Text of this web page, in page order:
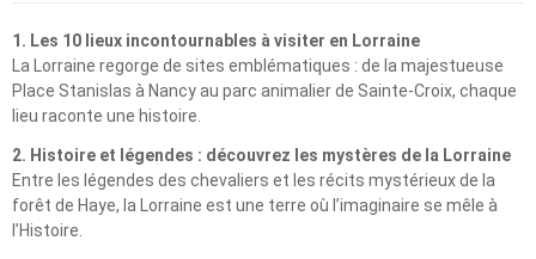
1. Les 10 lieux incontournables à visiter en Lorraine
La Lorraine regorge de sites emblématiques : de la majestueuse
Place Stanislas à Nancy au parc animalier de Sainte-Croix, chaque
lieu raconte une histoire.
2. Histoire et légendes : découvrez les mystères de la Lorraine
Entre les légendes des chevaliers et les récits mystérieux de la
forêt de Haye, la Lorraine est une terre où l’imaginaire se mêle à
l’Histoire.